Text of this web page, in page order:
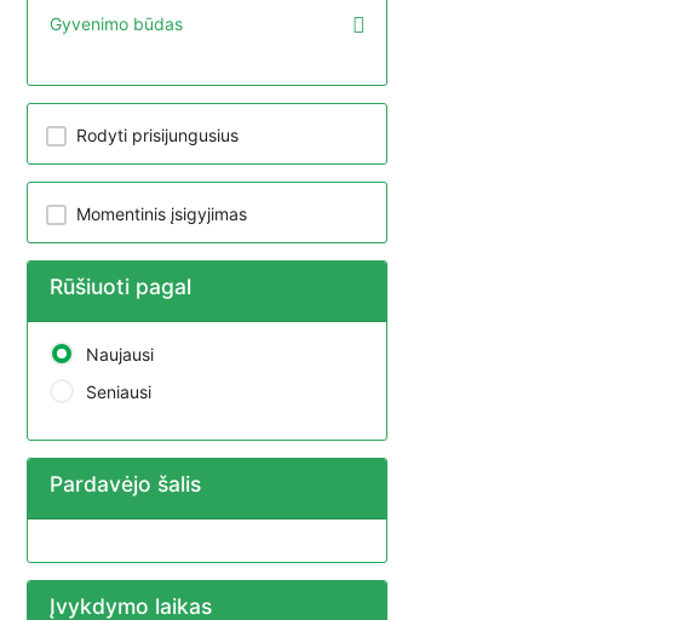
Gyvenimo būdas
Rodyti prisijungusius
Momentinis įsigyjimas
Rūšiuoti pagal
Naujausi
Seniausi
Pardavėjo šalis
Įvykdymo laikas